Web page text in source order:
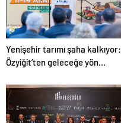
Yenişehir tarımı şaha kalkıyor:
Özyiğit’ten geleceğe yön